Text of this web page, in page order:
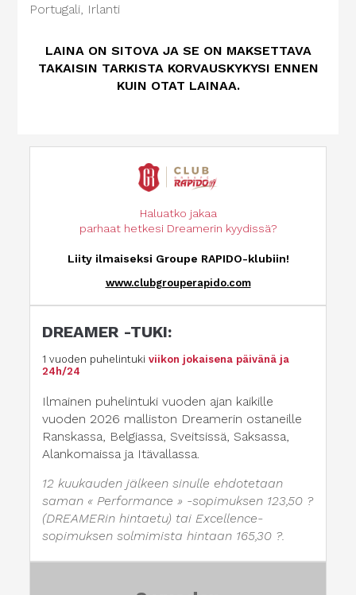
Portugali, Irlanti
LAINA ON SITOVA JA SE ON MAKSETTAVA
TAKAISIN TARKISTA KORVAUSKYKYSI ENNEN
KUIN OTAT LAINAA.
Haluatko jakaa
parhaat hetkesi Dreamerin kyydissä?
Liity ilmaiseksi Groupe RAPIDO-klubiin!
www.clubgrouperapido.com
DREAMER -TUKI:
1 vuoden puhelintukiviikon jokaisena päivänä ja
24h/24
Ilmainen puhelintuki vuoden ajan kaikille
vuoden 2026 malliston Dreamerin ostaneille
Ranskassa, Belgiassa, Sveitsissä, Saksassa,
Alankomaissa ja Itävallassa.
12 kuukauden jälkeen sinulle ehdotetaan
saman « Performance » -sopimuksen 123,50 ?
(DREAMERin hintaetu) tai Excellence-
sopimuksen solmimista hintaan 165,30 ?.